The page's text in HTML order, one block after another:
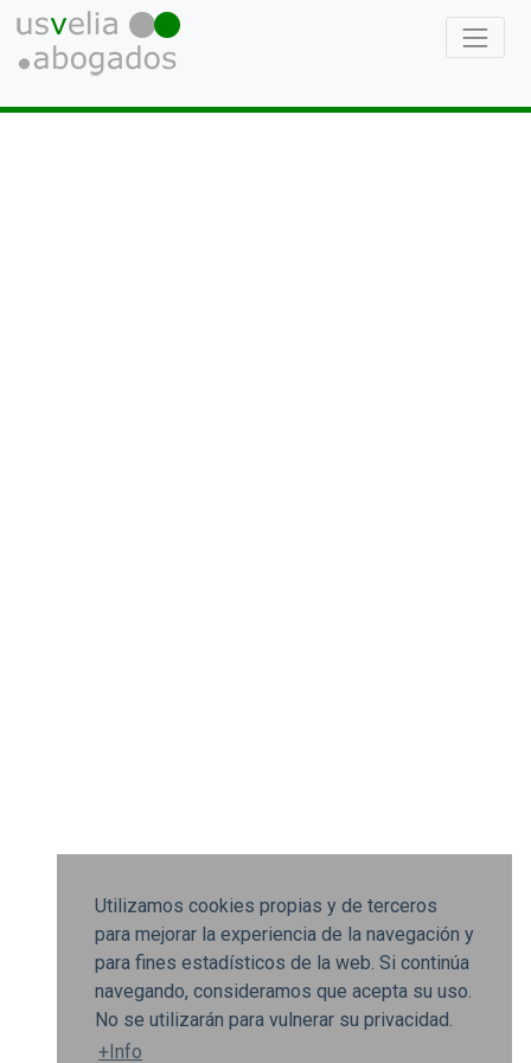
Utilizamos cookies propias y de terceros
para mejorar la experiencia de la navegación y
para fines estadísticos de la web. Si continúa
navegando, consideramos que acepta su uso.
No se utilizarán para vulnerar su privacidad.
+Info